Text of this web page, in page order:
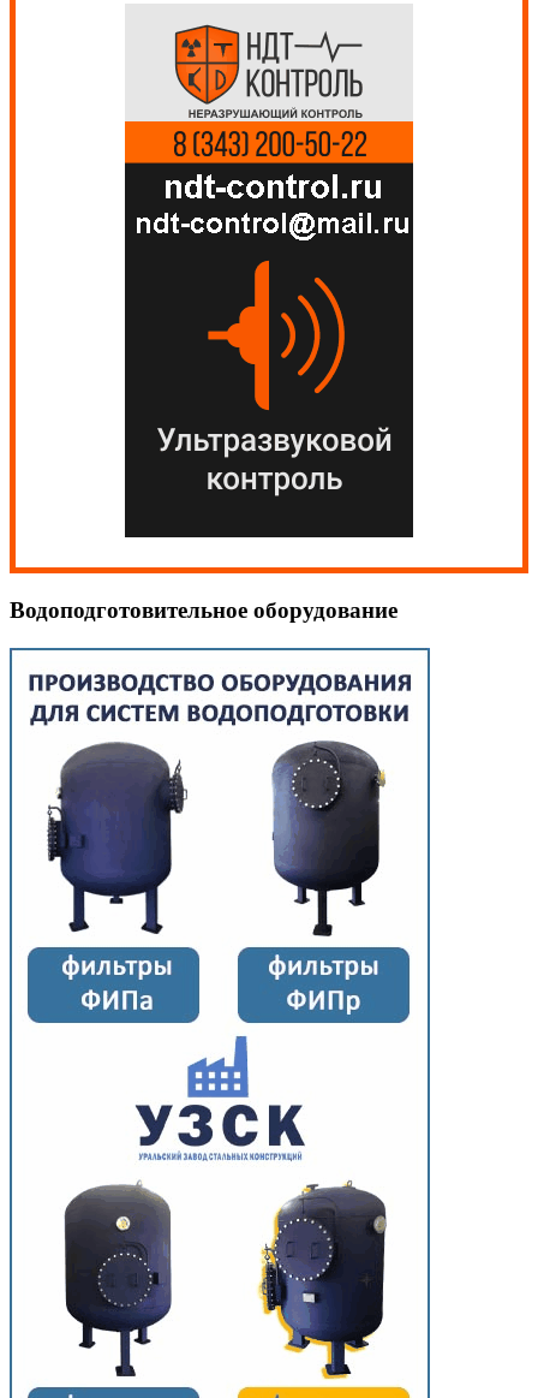
Водоподготовительное оборудование